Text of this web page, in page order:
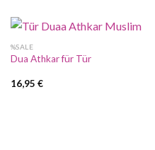
%SALE
Dua Athkar für Tür
16,95 €